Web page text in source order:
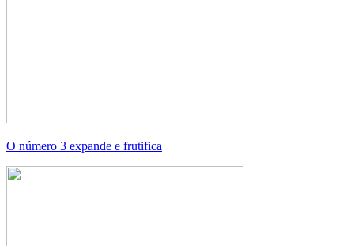
O número 3 expande e frutifica